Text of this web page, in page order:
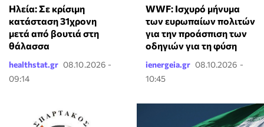
Ηλεία: Σε κρίσιμη
κατάσταση 31χρονη
μετά από βουτιά στη
θάλασσα
healthstat.gr 08.10.2026 -
09:14
WWF: Ισχυρό μήνυμα
των ευρωπαίων πολιτών
για την προάσπιση των
οδηγιών για τη φύση
ienergeia.gr 08.10.2026 -
10:45